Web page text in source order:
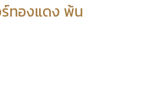
ทองแดง พ้น